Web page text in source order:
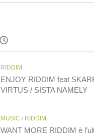
RIDDIM
ENJOY RIDDIM feat
VIRTUS / SISTA NAMELY
MUSIC / RIDDIM
WANT MORE RIDDIM è